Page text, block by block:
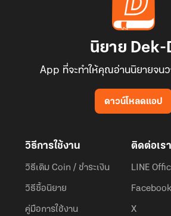
นิยาย Dek-
App ที่จะทำให้คุณอ่านนิยายจนว
ดาวน์โหลดแอป
วิธีการใช้งาน
วิธีเติม Coin / ชำระเงิน
วิธีซื้อนิยาย
คู่มือการใช้งาน
ติดต่อเรา
LINE
Facebook
X